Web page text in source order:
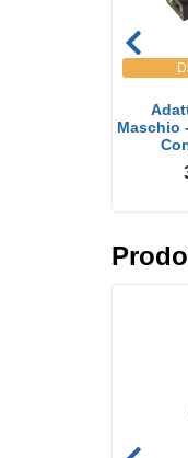
Maschio